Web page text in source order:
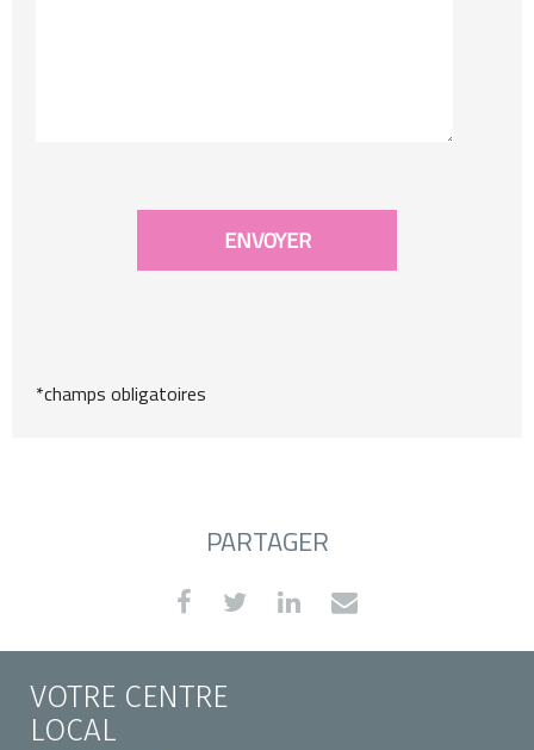
*champs obligatoires
PARTAGER
VOTRE CENTRE
LOCAL